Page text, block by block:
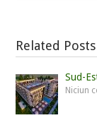
Related Posts
Sud-
Niciun